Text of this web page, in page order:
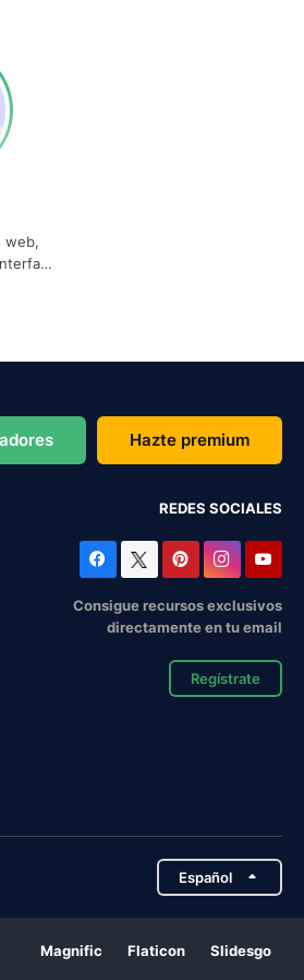
web,
Hazte premium
REDES SOCIALES
Consigue recursos exclusivos
directamente en tu email
Regístrate
Español
Magnific Flaticon Slidesgo